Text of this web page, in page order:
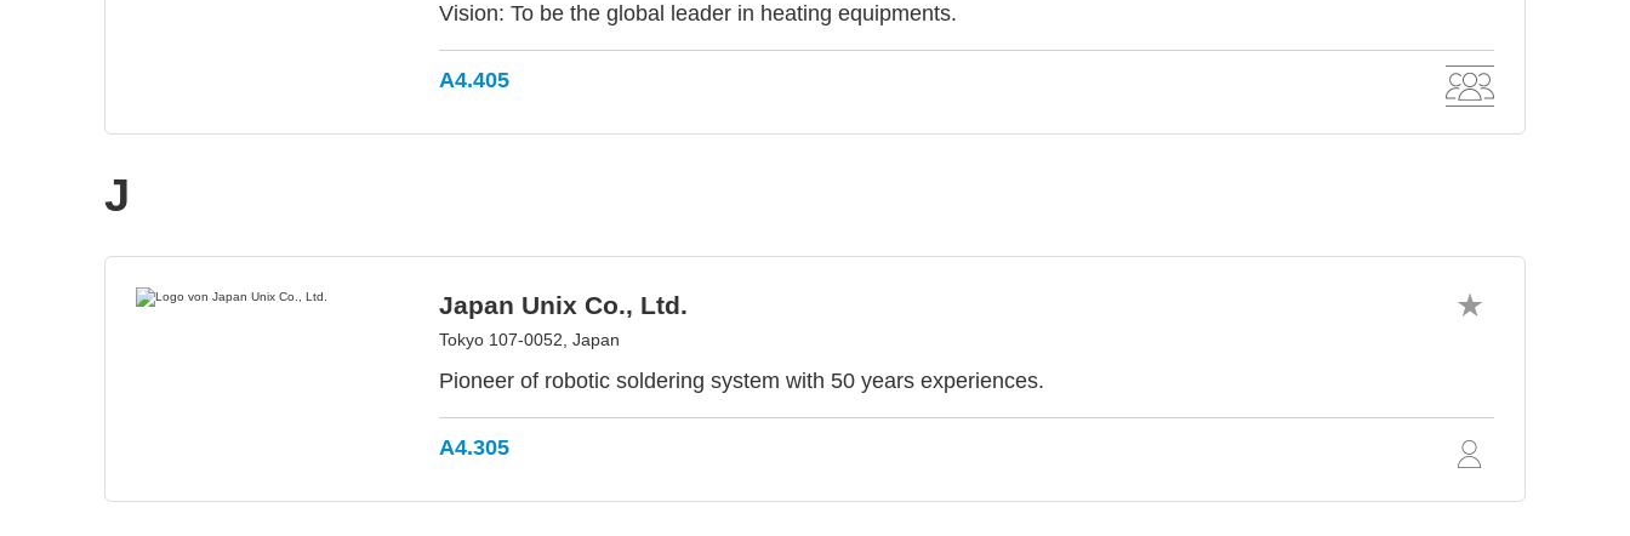
Vision: To be the global leader in heating equipments.
A4.405
J
Japan Unix Co., Ltd.
Tokyo 107-0052, Japan
Pioneer of robotic soldering system with 50 years experiences.
A4.305